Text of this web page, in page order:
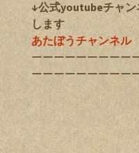
↓公式youtubeチャ
します
あたぼうチャンネル
ーーーーーーーーー
ーーーーーーーーー